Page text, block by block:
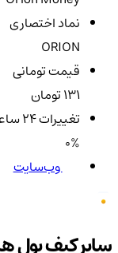
نماد اختصاری
ORION
قیمت تومانی
131 تومان
تغییرات ۲۴ ساعته
0%
وب‌سایت
سایر کیف پول